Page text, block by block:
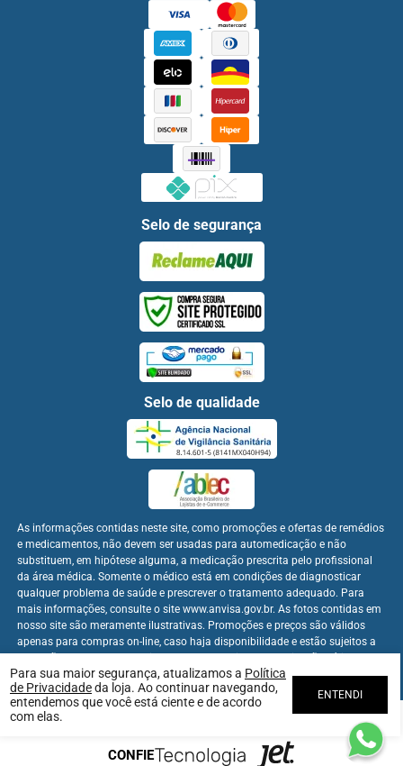
Para sua maior segurança, atualizamos a Política
de Privacidadeda loja. Ao continuar navegando,
entendemos que você está ciente e de acordo
com elas.
ENTENDI
Selo de segurança
Selo de qualidade
As informações contidas neste site, como promoções e ofertas de remédios
e medicamentos, não devem ser usadas para automedicação e não
substituem, em hipótese alguma, a medicação prescrita pelo profissional
da área médica. Somente o médico está em condições de diagnosticar
qualquer problema de saúde e prescrever o tratamento adequado. Para
mais informações, consulte o site www.anvisa.gov.br. As fotos contidas em
nosso site são meramente ilustrativas. Promoções e preços são válidos
apenas para compras on-line, caso haja disponibilidade e estão sujeitos a
apenas para compras on-line.
CONFIE